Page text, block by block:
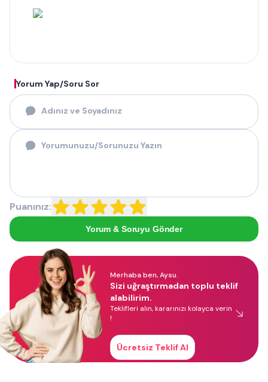
Yorum Yap/Soru Sor
Puanınız:
Yorum & Soruyu Gönder
Merhaba ben, Aysu.
Sizi uğraştırmadan toplu teklif
alabilirim.
Teklifleri alın, kararınızı kolayca verin
!
Ücretsiz Teklif Al